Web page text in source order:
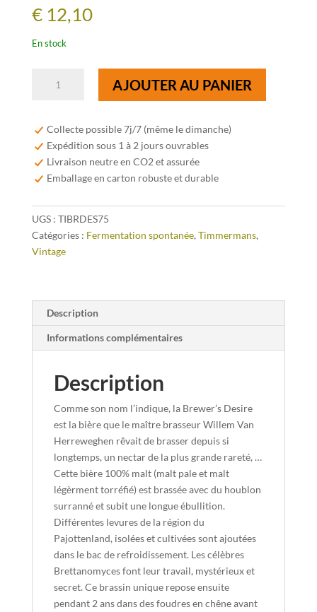
€12,10
En stock
Brasserie
de
Taupe
Desire
2017
-
75cl
AJOUTER AU PANIER
Collecte possible 7j/7 (même le dimanche)
Expédition sous 1 à 2 jours ouvrables
Livraison neutre en CO2 et assurée
Emballage en carton robuste et durable
UGS : TIBRDES75
Catégories : Fermentation spontanée, Timmermans,
Vintage
Description
Informations complémentaires
Description
Comme son nom l’indique, la Brewer’s Desire
est la bière que le maître brasseur Willem Van
Herreweghen rêvait de brasser depuis si
longtemps, un nectar de la plus grande rareté, …
Cette bière 100% malt (malt pale et malt
légèrment torréfié) est brassée avec du houblon
surranné et subit une longue ébullition.
Différentes levures de la région du
Pajottenland, isolées et cultivées sont ajoutées
dans le bac de refroidissement. Les célèbres
Brettanomyces font leur travail, mystérieux et
secret. Ce brassin unique repose ensuite
pendant 2 ans dans des foudres en chêne avant